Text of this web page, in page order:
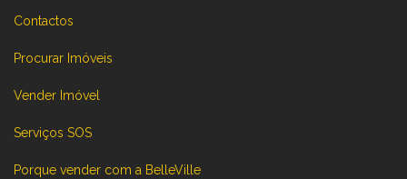
Contactos
Procurar Imóveis
Vender Imóvel
Serviços SOS
Porque vender com a BelleVille